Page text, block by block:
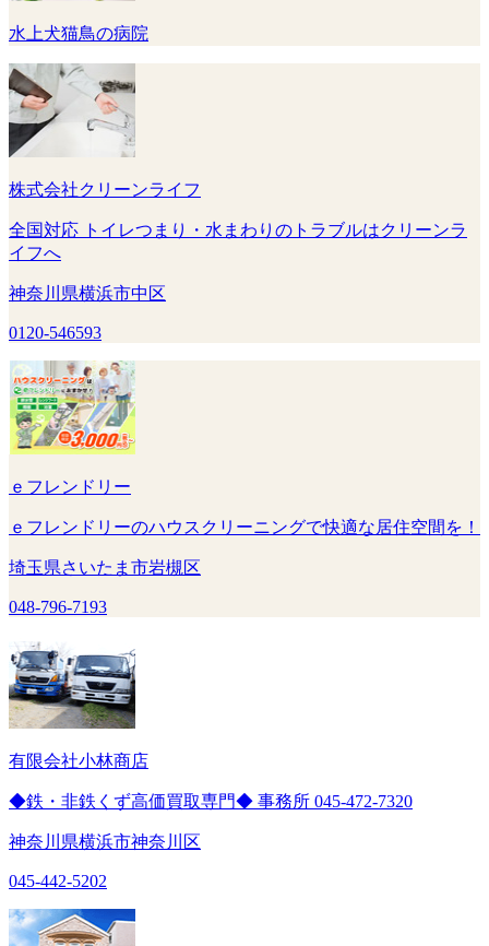
水上犬猫鳥の病院
株式会社クリーンライフ
全国対応 トイレつまり・水まわりのトラブルはクリーンラ
イフへ
神奈川県横浜市中区
0120-546593
ｅフレンドリー
ｅフレンドリーのハウスクリーニングで快適な居住空間を！
埼玉県さいたま市岩槻区
048-796-7193
有限会社小林商店
◆鉄・非鉄くず高価買取専門◆ 事務所 045-472-7320
神奈川県横浜市神奈川区
045-442-5202